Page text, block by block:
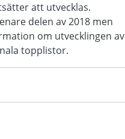
att utvecklas.
delen av 2018 men
om utvecklingen av
topplistor.